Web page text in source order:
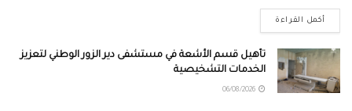
أكمل القراءة
تأهيل قسم الأشعة في مستشفى دير الزور الوطني لتعزيز
الخدمات التشخيصية